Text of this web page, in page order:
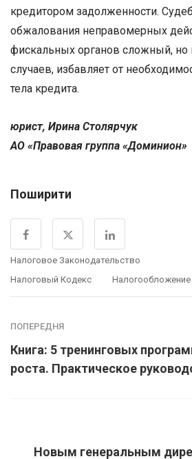
кредитором задолженности.
обжалования неправомерных
фискальных органов сложный, но
случаев, избавляет от
тела кредита.
юрист, Ирина Столярчук
АО «Правовая группа «Доминион»
Поширити
Налоговое Законодательство
Налоговый Кодекс
Налогообложение
ПОПЕРЕДНЯ
Книга: 5 тренинговых
роста. Практическое
Новым генеральным